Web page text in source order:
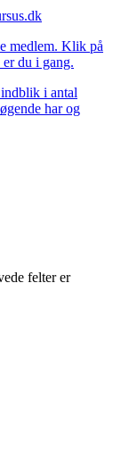
medlem. Klik på
du i gang.
i antal
har og
felter er